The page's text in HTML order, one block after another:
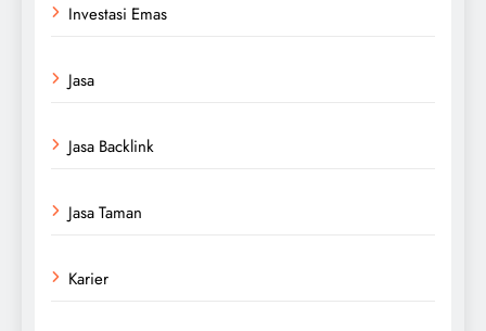
Investasi Emas
Jasa
Jasa Backlink
Jasa Taman
Karier